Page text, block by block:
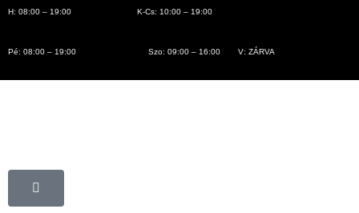
H: 08:00 – 19:00 K-Cs: 10:00 – 19:00
Pé: 08:00 – 19:00 Szo: 09:00 – 16:00 V: ZÁRVA
Blog